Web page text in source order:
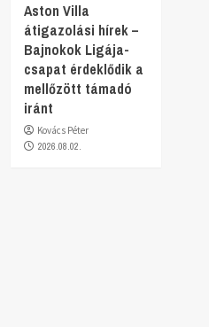
Aston Villa
átigazolási hírek –
Bajnokok Ligája-
csapat érdeklődik a
mellőzött támadó
iránt
Kovács Péter
2026.08.02.